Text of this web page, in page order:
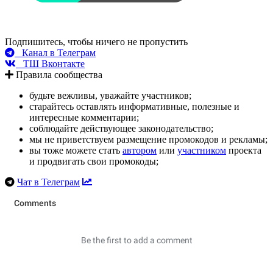
Подпишитесь, чтобы ничего не пропустить
Канал в Телеграм
ТШ Вконтакте
Правила сообщества
будьте вежливы, уважайте участников;
старайтесь оставлять информативные, полезные и
интересные комментарии;
соблюдайте действующее законодательство;
мы не приветствуем размещение промокодов и рекламы;
вы тоже можете стать автором или участником проекта
и продвигать свои промокоды;
Чат в Телеграм